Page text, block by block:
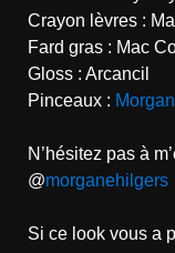
Crayon lèvres :
Fard gras : Mac
Gloss : Arcancil
Pinceaux :
N’hésitez pas à
@morganehilgers
Si ce look vous a